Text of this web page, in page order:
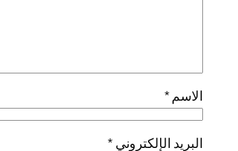
الاسم *
البريد الإلكتروني *